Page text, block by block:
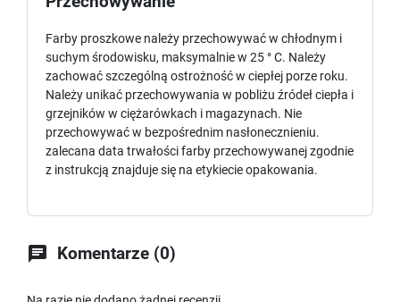
Farby proszkowe należy przechowywać w chłodnym i
suchym środowisku, maksymalnie w 25 ° C. Należy
zachować szczególną ostrożność w ciepłej porze roku.
Należy unikać przechowywania w pobliżu źródeł ciepła i
grzejników w ciężarówkach i magazynach. Nie
przechowywać w bezpośrednim nasłonecznieniu.
zalecana data trwałości farby przechowywanej zgodnie
z instrukcją znajduje się na etykiecie opakowania.
 Komentarze (0)